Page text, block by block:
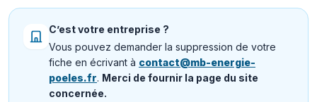
C’est votre entreprise ?
Vous pouvez demander la suppression de votre
fiche en écrivant à contact@mb-energie-
poeles.fr. Merci de fournir la page du site
concernée.